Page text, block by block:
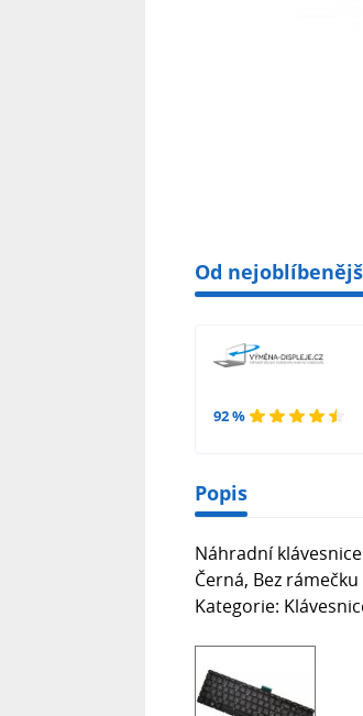
Od
92 %
Popis
Náhradní
Černá, Bez rámečku
Kategorie: